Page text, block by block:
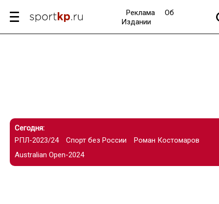
Реклама
Об
Издании
Сегодня:
РПЛ-2023/24
Спорт без России
Роман Костомаров
Australian Open-2024